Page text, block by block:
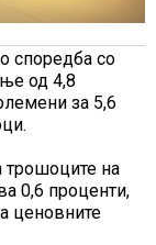
споредба со
од 4,8
за 5,6
трошоците на
0,6 проценти,
ценовните